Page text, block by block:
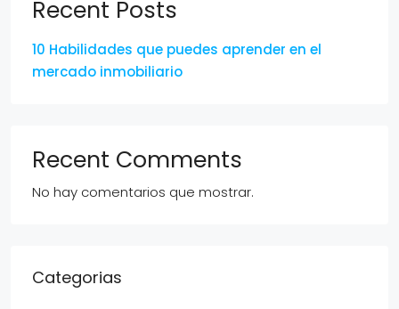
Recent Posts
10 Habilidades que puedes aprender en el
mercado inmobiliario
Recent Comments
No hay comentarios que mostrar.
Categorias